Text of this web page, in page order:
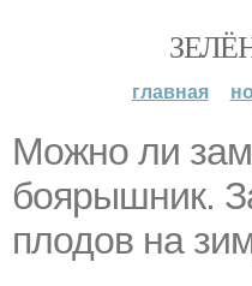
главная
Можно ли
боярышник.
плодов на